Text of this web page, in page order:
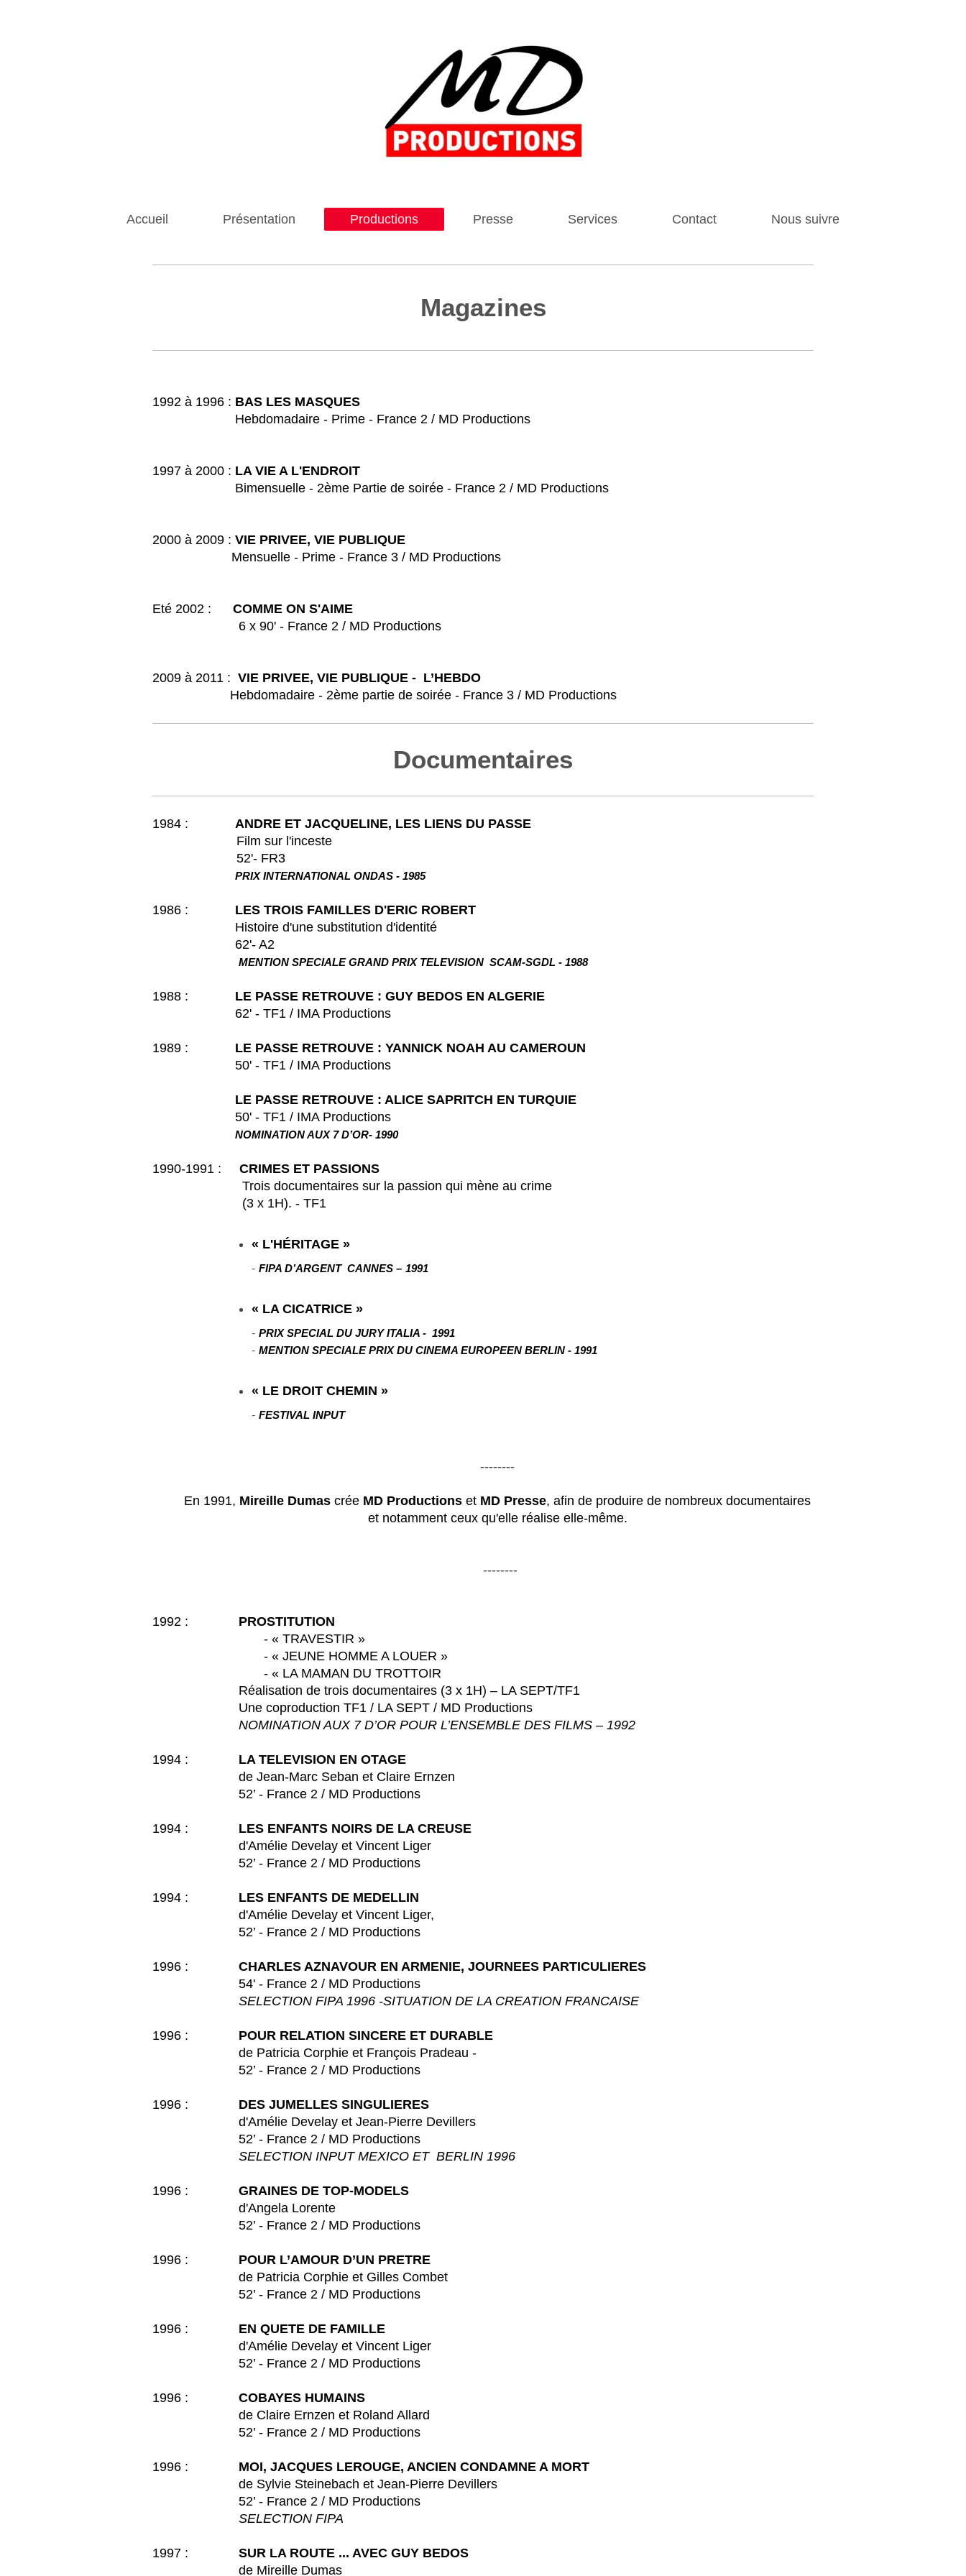
Accueil Présentation Productions Presse Services Contact Nous suivre
Magazines
1992 à 1996 : BAS LES MASQUES
Hebdomadaire - Prime - France 2 / MD Productions
1997 à 2000 : LA VIE A L'ENDROIT
Bimensuelle - 2ème Partie de soirée - France 2 / MD Productions
2000 à 2009 : VIE PRIVEE, VIE PUBLIQUE
Mensuelle - Prime - France 3 / MD Productions
Eté 2002 : COMME ON S'AIME
6 x 90' - France 2 / MD Productions
2009 à 2011 : VIE PRIVEE, VIE PUBLIQUE - L’HEBDO
Hebdomadaire - 2ème partie de soirée - France 3 / MD Productions
Documentaires
1984 : ANDRE ET JACQUELINE, LES LIENS DU PASSE
Film sur l'inceste
52'- FR3
PRIX INTERNATIONAL ONDAS - 1985
1986 : LES TROIS FAMILLES D'ERIC ROBERT
Histoire d'une substitution d'identité
62'- A2
MENTION SPECIALE GRAND PRIX TELEVISION SCAM-SGDL - 1988
1988 : LE PASSE RETROUVE : GUY BEDOS EN ALGERIE
62' - TF1 / IMA Productions
1989 : LE PASSE RETROUVE : YANNICK NOAH AU CAMEROUN
50' - TF1 / IMA Productions
LE PASSE RETROUVE : ALICE SAPRITCH EN TURQUIE
50' - TF1 / IMA Productions
NOMINATION AUX 7 D’OR- 1990
1990-1991 : CRIMES ET PASSIONS
Trois documentaires sur la passion qui mène au crime
(3 x 1H). - TF1
« L'HÉRITAGE »
- FIPA D’ARGENT CANNES – 1991
« LA CICATRICE »
- PRIX SPECIAL DU JURY ITALIA - 1991
- MENTION SPECIALE PRIX DU CINEMA EUROPEEN BERLIN - 1991
« LE DROIT CHEMIN »
- FESTIVAL INPUT
--------
En 1991, Mireille Dumas crée MD Productions et MD Presse, afin de produire de nombreux documentaires
et notamment ceux qu'elle réalise elle-même.
--------
1992 : PROSTITUTION
- « TRAVESTIR »
- « JEUNE HOMME A LOUER »
- « LA MAMAN DU TROTTOIR
Réalisation de trois documentaires (3 x 1H) – LA SEPT/TF1
Une coproduction TF1 / LA SEPT / MD Productions
NOMINATION AUX 7 D’OR POUR L’ENSEMBLE DES FILMS – 1992
1994 : LA TELEVISION EN OTAGE
de Jean-Marc Seban et Claire Ernzen
52’ - France 2 / MD Productions
1994 : LES ENFANTS NOIRS DE LA CREUSE
d'Amélie Develay et Vincent Liger
52’ - France 2 / MD Productions
1994 : LES ENFANTS DE MEDELLIN
d'Amélie Develay et Vincent Liger,
52’ - France 2 / MD Productions
1996 : CHARLES AZNAVOUR EN ARMENIE, JOURNEES PARTICULIERES
54' - France 2 / MD Productions
SELECTION FIPA 1996 -SITUATION DE LA CREATION FRANCAISE
1996 : POUR RELATION SINCERE ET DURABLE
de Patricia Corphie et François Pradeau -
52’ - France 2 / MD Productions
1996 : DES JUMELLES SINGULIERES
d'Amélie Develay et Jean-Pierre Devillers
52’ - France 2 / MD Productions
SELECTION INPUT MEXICO ET BERLIN 1996
1996 : GRAINES DE TOP-MODELS
d'Angela Lorente
52’ - France 2 / MD Productions
1996 : POUR L’AMOUR D’UN PRETRE
de Patricia Corphie et Gilles Combet
52’ - France 2 / MD Productions
1996 : EN QUETE DE FAMILLE
d'Amélie Develay et Vincent Liger
52’ - France 2 / MD Productions
1996 :
COBAYES HUMAINS
de Claire Ernzen et Roland Allard
52’ - France 2 / MD Productions
1996 : MOI, JACQUES LEROUGE, ANCIEN CONDAMNE A MORT
de Sylvie Steinebach et Jean-Pierre Devillers
52’ - France 2 / MD Productions
SELECTION FIPA
1997 : SUR LA ROUTE ... AVEC GUY BEDOS
de Mireille Dumas